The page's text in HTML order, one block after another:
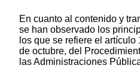
En cuanto al contenido y
se han observado los
los que se refiere el
de octubre, del
las Administraciones